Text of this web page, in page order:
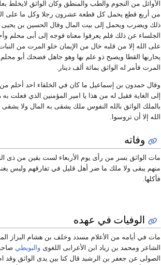
الأوائل من النجوم والطب والمنطق وكان الواثق لايخلط
من أربع قطع يحمل كل قطعة عشرون رجلا وكل ما
ذلك ويضرب ويحمل إلى بيت المال وقال الحسين بن يحيى
الجلساء عن ذلك فلم يعرفوا معناه فوجه إلى أبى محلم
على الله إلا من قلبه خال من الإيمان خلو المرت من
يحاربها القطا ويصبح ذو علم بها وهو جاهل فضحك أبو
المرت فأمر له الواثق بمائة ألف دينار.
وقال حمدون بن إسماعيل ما كان في الخلفاء احد أحلم
إلى الغاية فقيل له من هذا يا امير المؤمنين الذي
بالملك الواثق بالله النفوس ملك يشقى به المال ولا
الله إلا أن تروسوا.
وفاته
مات الواثق بسر من رأى يوم الأربعاء لست بقين من ذى
منهم يبقى ولا ملك ما ضر أهل قليل في تفارقهم وليس
فأكلها.
الوفيات في عهده
مات في أيامه من الأعلام مسدد وخلف بن هشام البزاز
الشاعر ومحمد بن زياد ابن الأعرابى اللغوى والبويطي
الصولى عن جعفر بن الرشيد قال كنا بين يدى الواثق وقد